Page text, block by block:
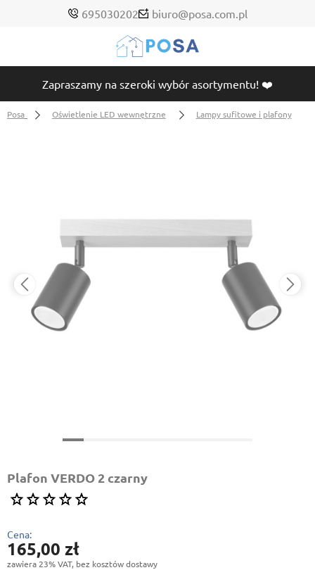
695030202 biuro@posa.com.pl
Zapraszamy na szeroki wybór asortymentu! ❤️
Posa Oświetlenie LED wewnętrzne Lampy sufitowe i plafony
Plafon VERDO 2 czarny
Cena:
165,00 zł
zawiera 23% VAT, bez kosztów dostawy